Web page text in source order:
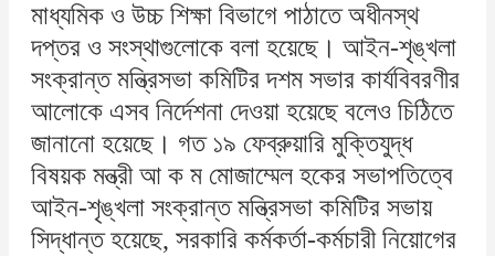
মাধ্যমিক ও উচ্চ শিক্ষা বিভাগে পাঠাতে অধীনস্থ
দপ্তর ও সংস্থাগুলোকে বলা হয়েছে। আইন-শৃঙ্খলা
সংক্রান্ত মন্ত্রিসভা কমিটির দশম সভার কার্যবিবরণীর
আলোকে এসব নির্দেশনা দেওয়া হয়েছে বলেও চিঠিতে
জানানো হয়েছে। গত ১৯ ফেব্রুয়ারি মুক্তিযুদ্ধ
বিষয়ক মন্ত্রী আ ক ম মোজাম্মেল হকের সভাপতিত্বে
আইন-শৃঙ্খলা সংক্রান্ত মন্ত্রিসভা কমিটির সভায়
সিদ্ধান্ত হয়েছে, সরকারি কর্মকর্তা-কর্মচারী নিয়োগের